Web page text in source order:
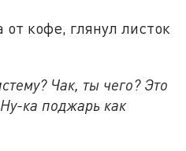
кофе, глянул листок
Чак, ты чего? Это
ка поджарь как